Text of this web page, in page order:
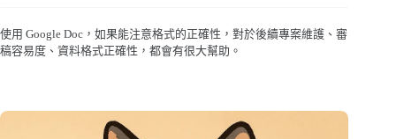
使用 Google Doc，如果能注意格式的正確性，對於後續專案維護、審
稿容易度、資料格式正確性，都會有很大幫助。